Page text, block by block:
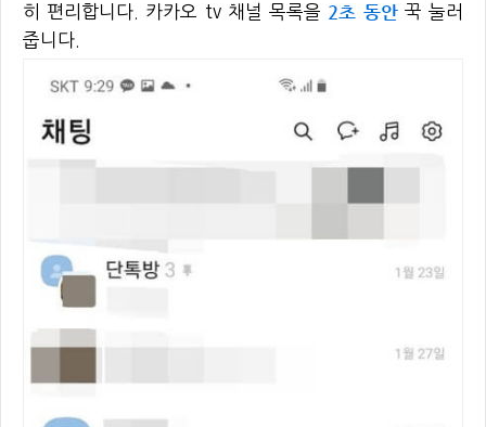
히 편리합니다. 카카오 tv 채널 목록을 2초 동안꾹 눌러
줍니다.